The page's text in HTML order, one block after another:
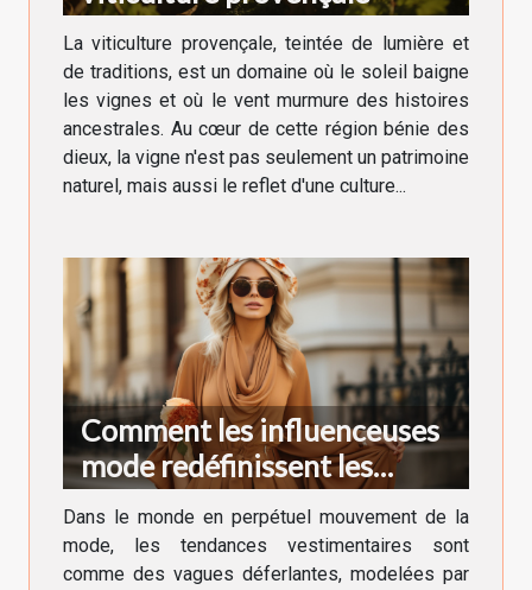
La viticulture provençale, teintée de lumière et
de traditions, est un domaine où le soleil baigne
les vignes et où le vent murmure des histoires
ancestrales. Au cœur de cette région bénie des
dieux, la vigne n'est pas seulement un patrimoine
naturel, mais aussi le reflet d'une culture...
Comment les influenceuses
mode redéfinissent les
tendances vestimentaires en
France
Dans le monde en perpétuel mouvement de la
mode, les tendances vestimentaires sont
comme des vagues déferlantes, modelées par